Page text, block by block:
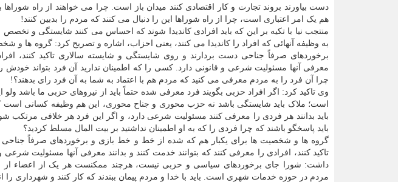
دست بیاورند بروند تجارت و کار اقتصادی کنند میدان باز است. چرا می خواهند از راه
هم یک امر اعتباری است، چرا از راه شوراها این را دنبال می کنند که مردم را بدبین کنند!
منتجب نیا با تکیه بر این که باید افرادی کاندیدا شوند که احساس می کنند شایستگی و تخصص
به وظیفه آنهائی که افراد را کاندیدا می کنند، یعنی احزاب، اشاره و تصریح کرد: گروه ها
برخوردهای صرفاً جناحی دست بردارند و روی شایستگی و شایسته سالاری تاکید کنند،
معرفی آنها مسئولیت شرعی و قانونی دارد. کسی را که اطمینان ندارید آن فرد بتواند
چرا آن فرد را به مردم معرفی می کنید که مردم هم با اعتماد به شما به آن فرد رای بدهند؟!
وی تاکید کرد: اگر افراد حزبی بگویند فرد معرفی شده حتماً باید از نیروهای حزبی ما باشد
است؛ ملاک باید شایستگی باشد نه حزب محوری و جناح محوری، این هم وظیفه کسانی
باید بدانند هر فردی را معرفی کنند مسئولیت شرعی دارد، و اگر این فرد هر خلافی مرتکب
باید پاسخگو باشند که چرا فردی را که به او اطمینان نداشتید بر بیت المال مسلط کردید؟
گروه ها و شخصیت ها برای یکبار هم که شده از خط و خط بازی و برخوردهای صرفاً
تاکید کنند، افرادی را معرفی کنند که بتوانند خدمت کنند و بدانند معرفی آنها مسئولیت
داشت: شورا جای برخوردهای سیاسی و حزبی نیست، هرچند ممکنست هر یک از اعضاء از
مردم در حوزه خدمات شهری است. باید با خدا و مردم پیمان ببندند که کار کنند و شهرداری